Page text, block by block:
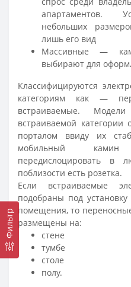
Фильтр
апартаментов.
небольших
лишь его вид
Массивные —
выбирают для
Классифицируются
категориям как —
встраиваемые.
встраиваемой категории
порталом ввиду их
мобильный
передислоцировать в
поблизости есть розетка.
Если встраиваемые
подобраны под
помещения, то
размещены на:
стене
тумбе
столе
полу.